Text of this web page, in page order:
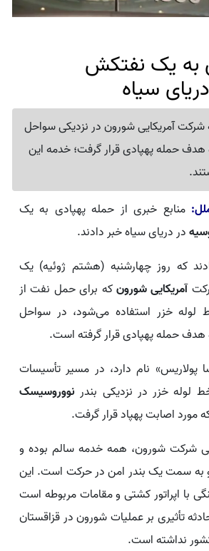
به یک نفتکش
سیاه
آمریکایی شورون در نزدیکی سواحل
هدف حمله پهپادی قرار گرفت؛ خدمه این
منابع خبری از حمله پهپادی به یک
در دریای سیاه خبر دادند.
که روز چهارشنبه (هشتم ژوئیه) یک
آمریکایی شورونکه برای حمل نفت از
لوله خزر استفاده می‌شود، در سواحل
هدف حمله پهپادی قرار گرفته است.
پولاریس» نام دارد، در مسیر تأسیسات
لوله خزر در نزدیکی بندر نووروسیسک
مورد اصابت پهپاد قرار گرفت.
شرکت شورون، همه خدمه سالم بوده و
و به سمت یک بندر امن در حرکت است. این
با اپراتور کشتی و مقامات مربوطه است
تأثیری بر عملیات شورون در قزاقستان
نداشته است.